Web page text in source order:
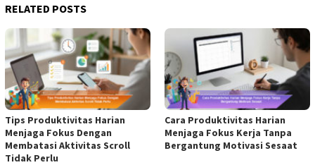
RELATED POSTS
Tips Produktivitas Harian
Menjaga Fokus Dengan
Membatasi Aktivitas Scroll
Tidak Perlu
Cara Produktivitas Harian
Menjaga Fokus Kerja Tanpa
Bergantung Motivasi Sesaat